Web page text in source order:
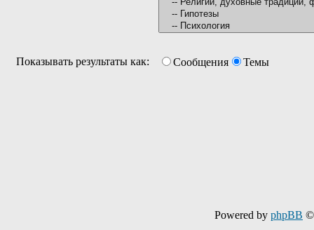
Показывать результаты как: Сообщения Темы
Powered by phpBB ©